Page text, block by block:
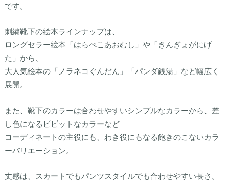
です。
刺繍靴下の絵本ラインナップは、
ロングセラー絵本「はらぺこあおむし」や「きんぎょがにげ
た」から、
大人気絵本の「ノラネコぐんだん」「パンダ銭湯」など幅広く
展開。
また、靴下のカラーは合わせやすいシンプルなカラーから、差
し色になるビビットなカラーなど
コーディネートの主役にも、わき役にもなる飽きのこないカラ
ーバリエーション。
丈感は、スカートでもパンツスタイルでも合わせやすい長さ。